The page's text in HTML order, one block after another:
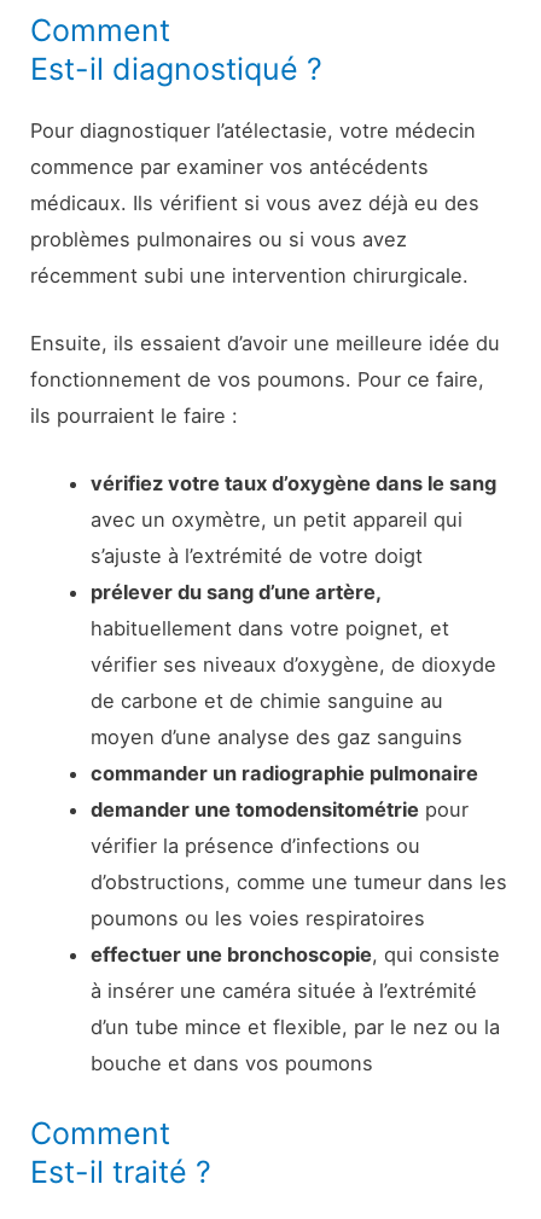
Comment
Est-il diagnostiqué ?
Pour diagnostiquer l’atélectasie, votre médecin
commence par examiner vos antécédents
médicaux. Ils vérifient si vous avez déjà eu des
problèmes pulmonaires ou si vous avez
récemment subi une intervention chirurgicale.
Ensuite, ils essaient d’avoir une meilleure idée du
fonctionnement de vos poumons. Pour ce faire,
ils pourraient le faire :
vérifiez votre taux d’oxygène dans le sang
avec un oxymètre, un petit appareil qui
s’ajuste à l’extrémité de votre doigt
prélever du sang d’une artère,
habituellement dans votre poignet, et
vérifier ses niveaux d’oxygène, de dioxyde
de carbone et de chimie sanguine au
moyen d’une analyse des gaz sanguins
commander un radiographie pulmonaire
demander une tomodensitométriepour
vérifier la présence d’infections ou
d’obstructions, comme une tumeur dans les
poumons ou les voies respiratoires
effectuer une bronchoscopie, qui consiste
à insérer une caméra située à l’extrémité
d’un tube mince et flexible, par le nez ou la
bouche et dans vos poumons
Comment
Est-il traité ?